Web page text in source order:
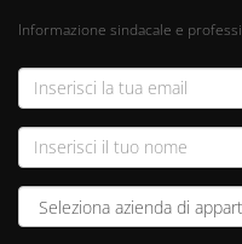
Informazione sindacale e